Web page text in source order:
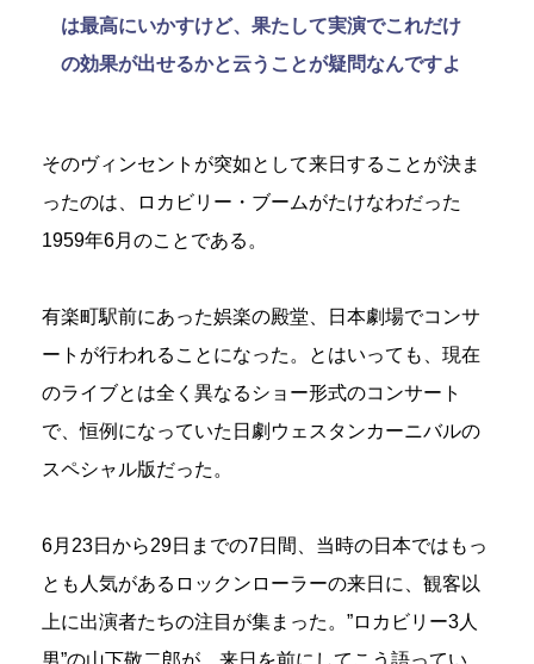
は最高にいかすけど、果たして実演でこれだけ
の効果が出せるかと云うことが疑問なんですよ
そのヴィンセントが突如として来日することが決ま
ったのは、ロカビリー・ブームがたけなわだった
1959年6月のことである。
有楽町駅前にあった娯楽の殿堂、日本劇場でコンサ
ートが行われることになった。とはいっても、現在
のライブとは全く異なるショー形式のコンサート
で、恒例になっていた日劇ウェスタンカーニバルの
スペシャル版だった。
6月23日から29日までの7日間、当時の日本ではもっ
とも人気があるロックンローラーの来日に、観客以
上に出演者たちの注目が集まった。”ロカビリー3人
男”の山下敬二郎が、来日を前にしてこう語ってい